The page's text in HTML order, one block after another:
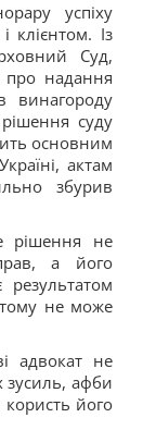
успіху
клієнтом. Із
Суд,
про надання
винагороду
суду
основним
актам
збурив
рішення не
а його
тому не може
адвокат не
зусиль, афби
його